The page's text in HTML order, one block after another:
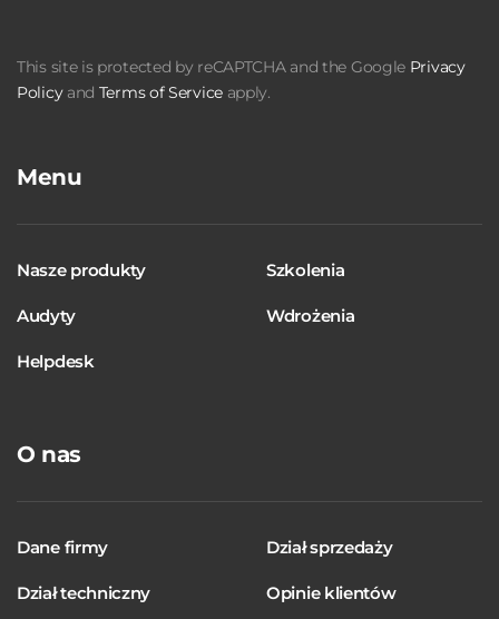
This site is protected by reCAPTCHA and the Google Privacy
Policyand Terms of Serviceapply.
Menu
Nasze produkty Szkolenia
Audyty Wdrożenia
Helpdesk
O nas
Dane firmy Dział sprzedaży
Dział techniczny Opinie klientów